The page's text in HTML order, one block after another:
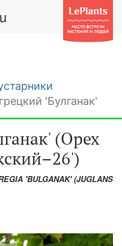
'Булганак'
(Орех
'BULGANAK' (JUGLANS